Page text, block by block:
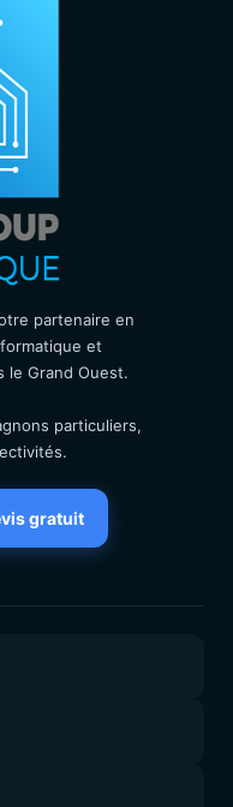
partenaire en
et
le Grand Ouest.
particuliers,
gratuit